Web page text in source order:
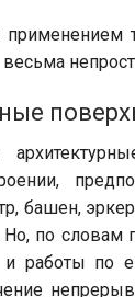
башен,
Но, по словам
работы по